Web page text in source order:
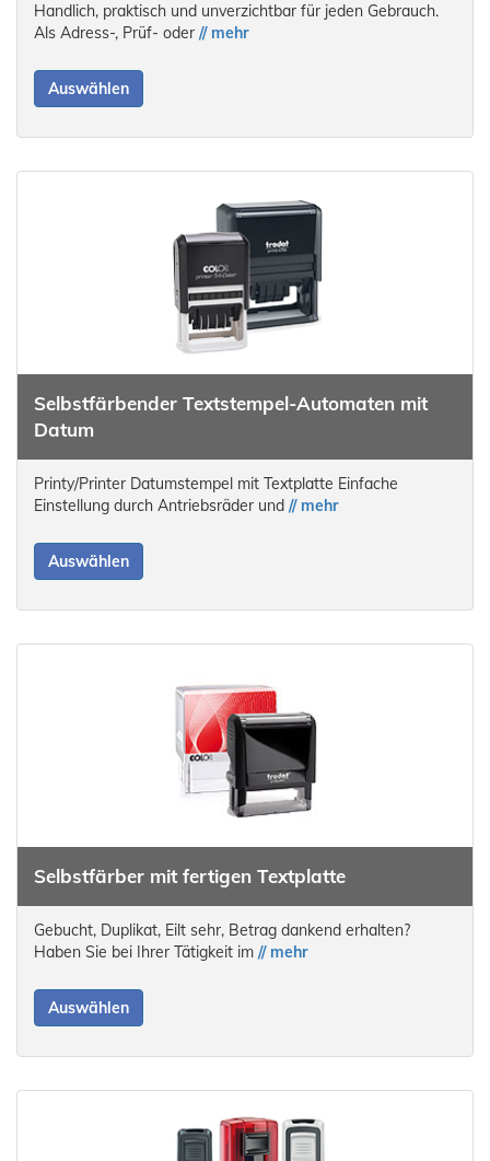
Handlich, praktisch und unverzichtbar für jeden Gebrauch.
Als Adress-, Prüf- oder // mehr
Auswählen
Selbstfärbender Textstempel-Automaten mit
Datum
Printy/Printer Datumstempel mit Textplatte Einfache
Einstellung durch Antriebsräder und // mehr
Auswählen
Selbstfärber mit fertigen Textplatte
Gebucht, Duplikat, Eilt sehr, Betrag dankend erhalten?
Haben Sie bei Ihrer Tätigkeit im // mehr
Auswählen